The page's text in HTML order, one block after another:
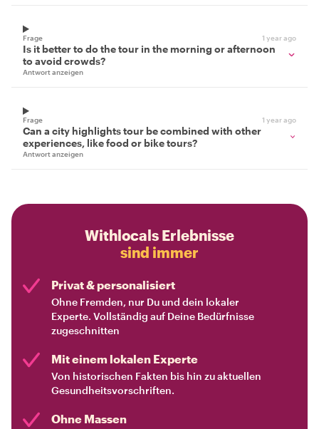
Frage 1 year ago
Is it better to do the tour in the morning or afternoon
to avoid crowds?
Antwort anzeigen
Frage 1 year ago
Can a city highlights tour be combined with other
experiences, like food or bike tours?
Antwort anzeigen
Withlocals Erlebnisse
sind immer
Privat & personalisiert
Ohne Fremden, nur Du und dein lokaler
Experte. Vollständig auf Deine Bedürfnisse
zugeschnitten
Mit einem lokalen Experte
Von historischen Fakten bis hin zu aktuellen
Gesundheitsvorschriften.
Ohne Massen